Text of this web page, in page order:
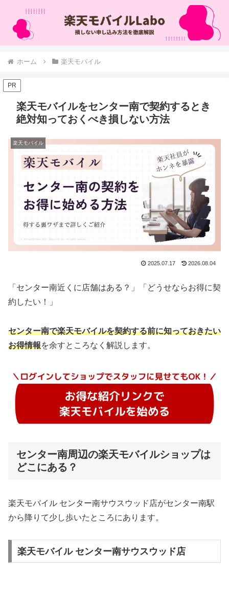
ホーム 楽天モバイル
PR
楽天モバイルをセンター南で契約するとき
絶対知っておくべき損しない方法
楽天モバイル
2025.07.17 2026.08.04
「センター南近くに店舗はある？」「どうせならお得に契
約したい！」
センター南で楽天モバイルを契約する前に知っておきたい
お得情報を余すところなく解説します。
センター南周辺の楽天モバイルショップは
どこにある？
楽天モバイル センター南サウスウッド店がセンター南駅
から降りて少し歩いたところにあります。
楽天モバイル センター南サウスウッド店